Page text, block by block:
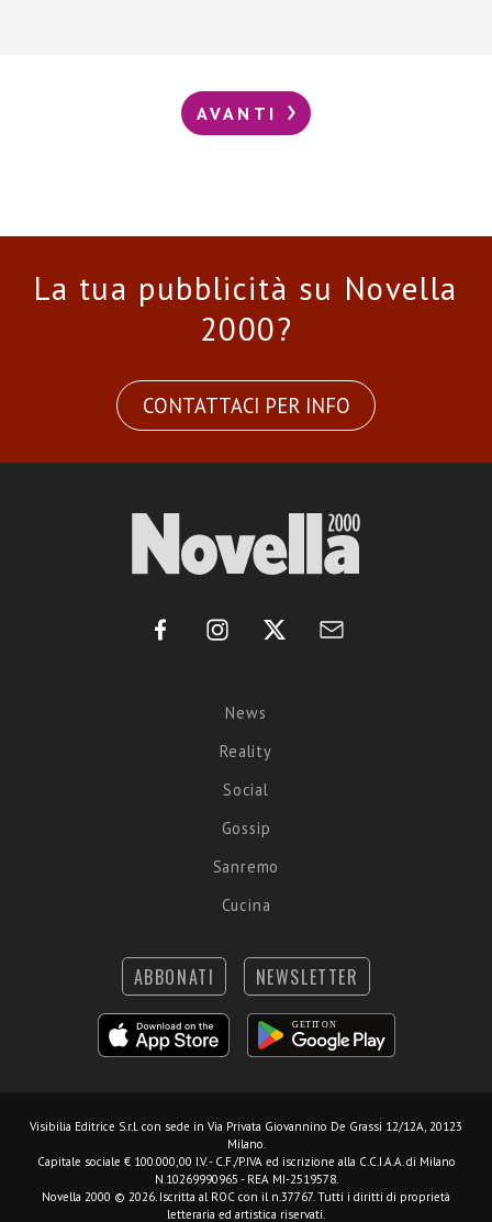
AVANTI
La tua pubblicità su Novella
2000?
CONTATTACI PER INFO
News
Reality
Social
Gossip
Sanremo
Cucina
ABBONATI NEWSLETTER
Visibilia Editrice S.r.l. con sede in Via Privata Giovannino De Grassi 12/12A, 20123
Milano.
Capitale sociale € 100.000,00 I.V. - C.F./P.IVA ed iscrizione alla C.C.I.A.A. di Milano
N.10269990965 - REA MI-2519578.
Novella 2000 © 2026. Iscritta al ROC con il n.37767. Tutti i diritti di proprietà
letteraria ed artistica riservati.